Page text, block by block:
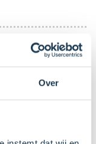
Over